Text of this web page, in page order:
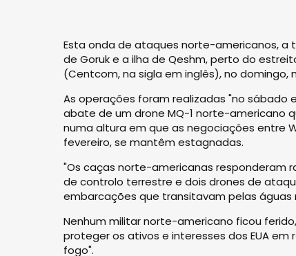
Esta onda de ataques norte-americanos, a
de Goruk e a ilha de Qeshm, perto do
(Centcom, na sigla em inglês), no domingo,
As operações foram realizadas "no sábado
abate de um drone MQ-1 norte-americano
numa altura em que as negociações entre
fevereiro, se mantêm estagnadas.
"Os caças norte-americanas responderam
de controlo terrestre e dois drones de
embarcações que transitavam pelas águas
Nenhum militar norte-americano ficou
proteger os ativos e interesses dos EUA
fogo".